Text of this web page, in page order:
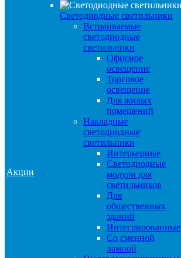
Акции
Светодиодные светильники
Встраиваемые
светодиодные
светильники
Офисное
освещение
Торговое
освещение
Для жилых
помещений
Накладные
светодиодные
светильники
Интерьерные
Светодиодные
модули для
светильников
Для
общественных
зданий
Интегрированные
Со сменной
лампой